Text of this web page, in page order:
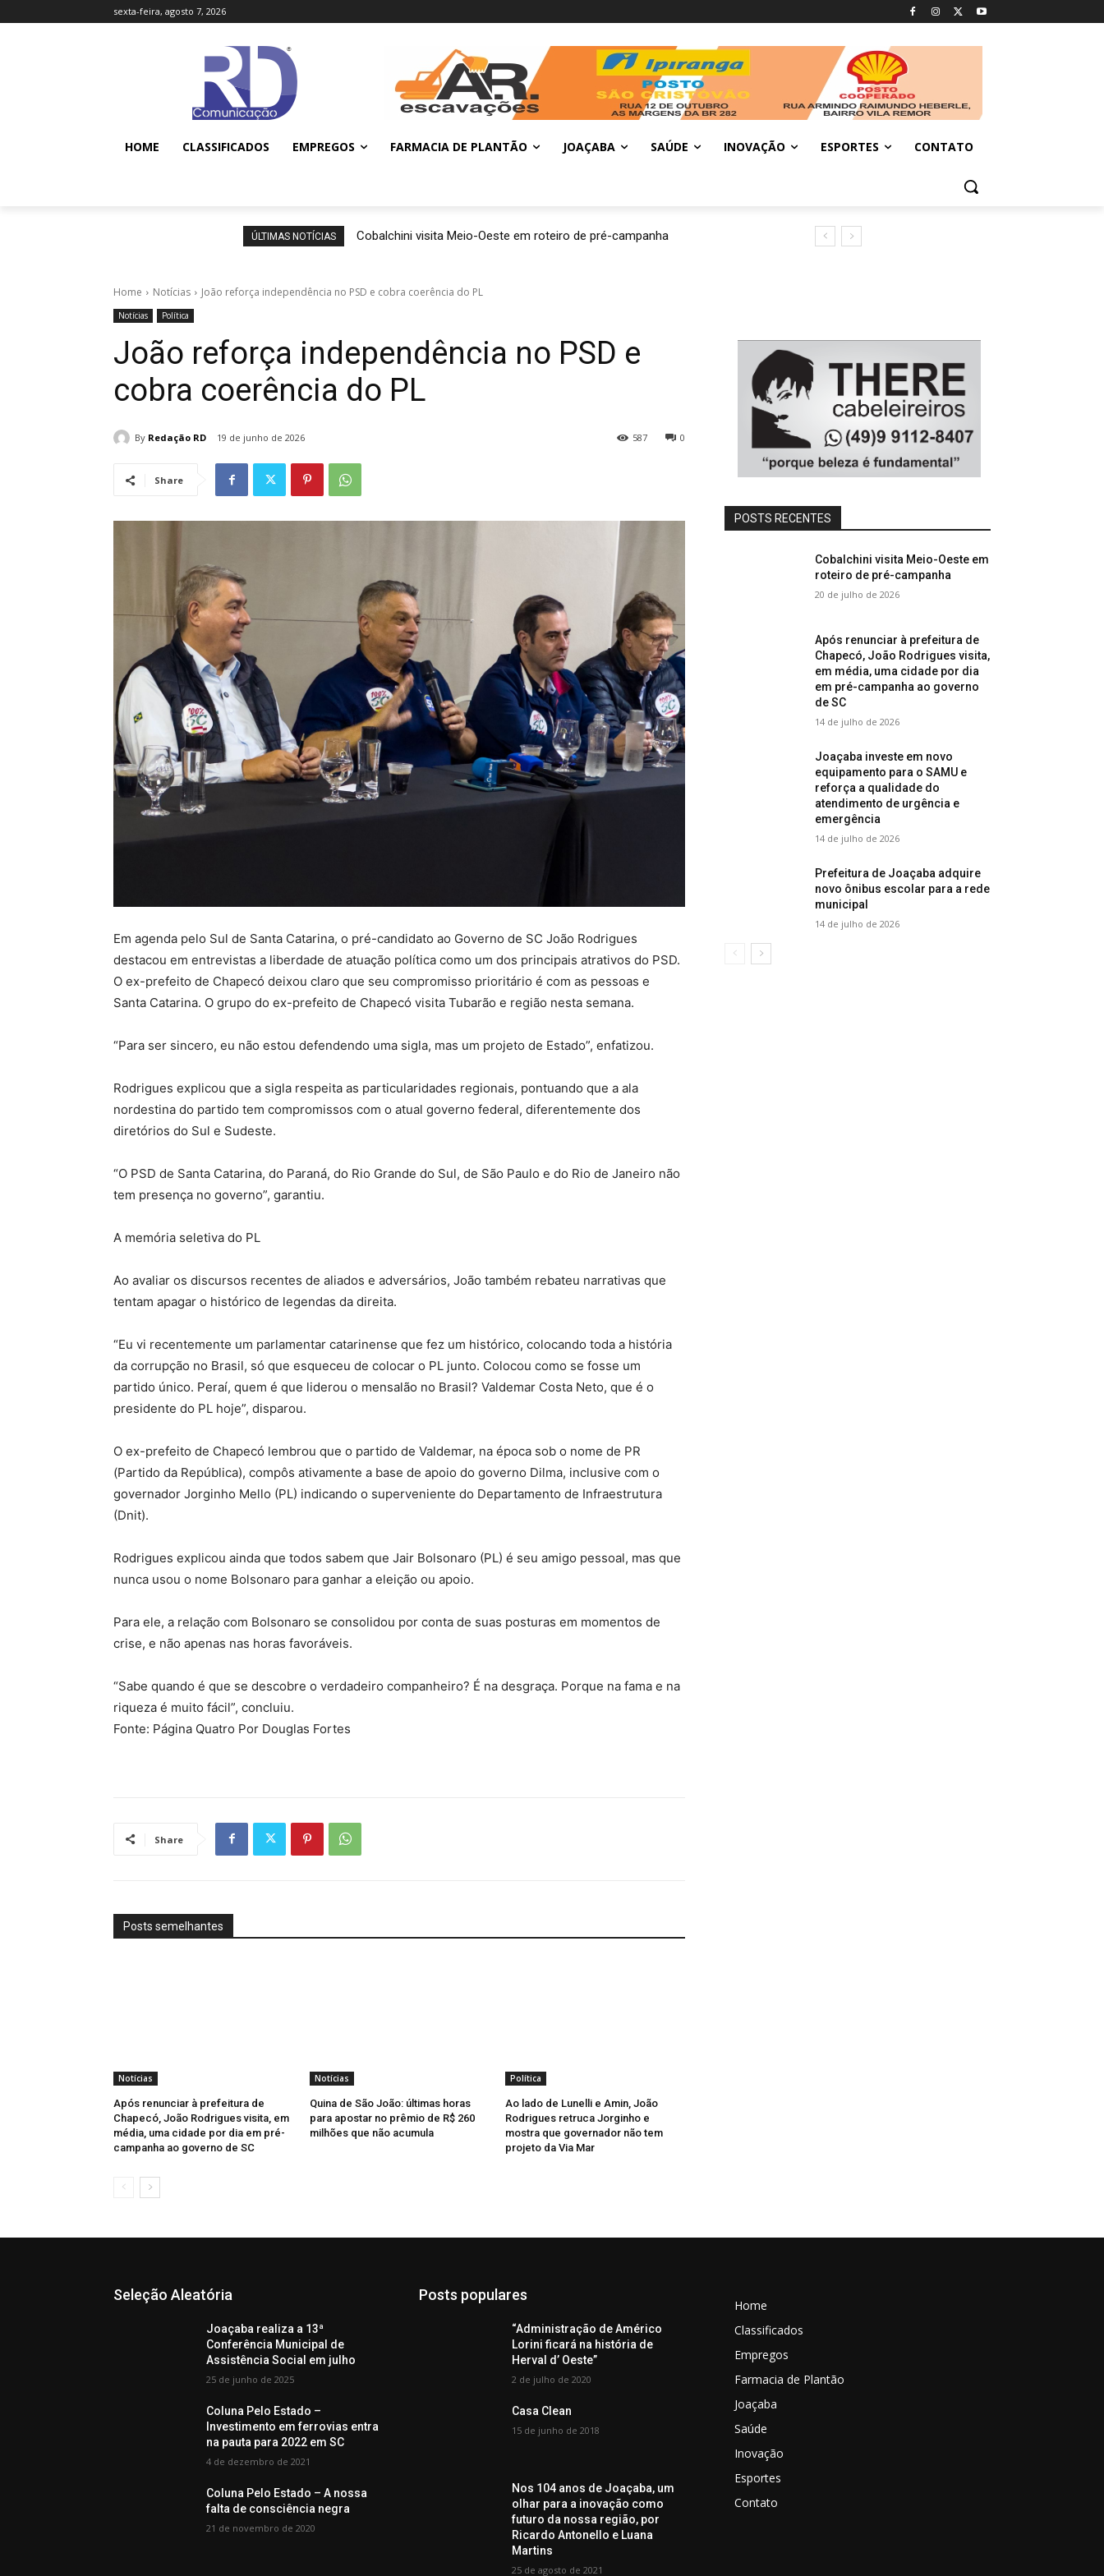
sexta-feira, agosto 7, 2026
HOME CLASSIFICADOS EMPREGOS FARMACIA DE PLANTÃO JOAÇABA SAÚDE INOVAÇÃO ESPORTES CONTATO
ÚLTIMAS NOTÍCIAS Cobalchini visita Meio-Oeste em roteiro de pré-campanha
Home Notícias João reforça independência no PSD e cobra coerência do PL
Notícias Política
João reforça independência no PSD e
cobra coerência do PL
By Redação RD 19 de junho de 2026 0
587
Share
Em agenda pelo Sul de Santa Catarina, o pré-candidato ao Governo de SC João Rodrigues
destacou em entrevistas a liberdade de atuação política como um dos principais atrativos do PSD.
O ex-prefeito de Chapecó deixou claro que seu compromisso prioritário é com as pessoas e
Santa Catarina. O grupo do ex-prefeito de Chapecó visita Tubarão e região nesta semana.
“Para ser sincero, eu não estou defendendo uma sigla, mas um projeto de Estado”, enfatizou.
Rodrigues explicou que a sigla respeita as particularidades regionais, pontuando que a ala
nordestina do partido tem compromissos com o atual governo federal, diferentemente dos
diretórios do Sul e Sudeste.
“O PSD de Santa Catarina, do Paraná, do Rio Grande do Sul, de São Paulo e do Rio de Janeiro não
tem presença no governo”, garantiu.
​A memória seletiva do PL
​Ao avaliar os discursos recentes de aliados e adversários, João também rebateu narrativas que
tentam apagar o histórico de legendas da direita.
“Eu vi recentemente um parlamentar catarinense que fez um histórico, colocando toda a história
da corrupção no Brasil, só que esqueceu de colocar o PL junto. Colocou como se fosse um
partido único. Peraí, quem é que liderou o mensalão no Brasil? Valdemar Costa Neto, que é o
presidente do PL hoje”, disparou.
O ex-prefeito de Chapecó lembrou que o partido de Valdemar, na época sob o nome de PR
(Partido da República), compôs ativamente a base de apoio do governo Dilma, inclusive com o
governador Jorginho Mello (PL) indicando o superveniente do Departamento de Infraestrutura
(Dnit).
Rodrigues explicou ainda que todos sabem que Jair Bolsonaro (PL) é seu amigo pessoal, mas que
nunca usou o nome Bolsonaro para ganhar a eleição ou apoio.
Para ele, a relação com Bolsonaro se consolidou por conta de suas posturas em momentos de
crise, e não apenas nas horas favoráveis.
“Sabe quando é que se descobre o verdadeiro companheiro? É na desgraça. Porque na fama e na
riqueza é muito fácil”, concluiu.
Fonte: Página Quatro Por Douglas Fortes
Share
Posts semelhantes
Notícias
Após renunciar à prefeitura de
Chapecó, João Rodrigues visita, em
média, uma cidade por dia em pré-
campanha ao governo de SC
Notícias
Quina de São João: últimas horas
para apostar no prêmio de R$ 260
milhões que não acumula
Política
Ao lado de Lunelli e Amin, João
Rodrigues retruca Jorginho e
mostra que governador não tem
projeto da Via Mar
POSTS RECENTES
Cobalchini visita Meio-Oeste em
roteiro de pré-campanha
20 de julho de 2026
Após renunciar à prefeitura de
Chapecó, João Rodrigues visita,
em média, uma cidade por dia
em pré-campanha ao governo
de SC
14 de julho de 2026
Joaçaba investe em novo
equipamento para o SAMU e
reforça a qualidade do
atendimento de urgência e
emergência
14 de julho de 2026
Prefeitura de Joaçaba adquire
novo ônibus escolar para a rede
municipal
14 de julho de 2026
Seleção Aleatória
Joaçaba realiza a 13ª
Conferência Municipal de
Assistência Social em julho
25 de junho de 2025
Coluna Pelo Estado –
Investimento em ferrovias entra
na pauta para 2022 em SC
4 de dezembro de 2021
Coluna Pelo Estado – A nossa
falta de consciência negra
21 de novembro de 2020
Posts populares
“Administração de Américo
Lorini ficará na história de
Herval d’ Oeste”
2 de julho de 2020
Casa Clean
15 de junho de 2018
Nos 104 anos de Joaçaba, um
olhar para a inovação como
futuro da nossa região, por
Ricardo Antonello e Luana
Martins
25 de agosto de 2021
Home
Classificados
Empregos
Farmacia de Plantão
Joaçaba
Saúde
Inovação
Esportes
Contato